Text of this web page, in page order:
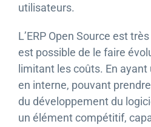
utilisateurs.
L’ERP Open Source est
est possible de le faire
limitant les coûts. En
en interne, pouvant
du développement du
un élément compétitif,